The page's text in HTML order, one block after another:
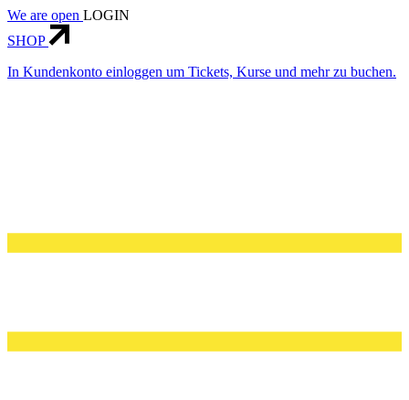
We are open LOGIN
SHOP
In Kundenkonto einloggen um Tickets, Kurse und mehr zu buchen.